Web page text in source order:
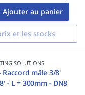
Ajouter au panier
et les stocks
SOLUTIONS
mâle 3/8'
- L = 300mm - DN8